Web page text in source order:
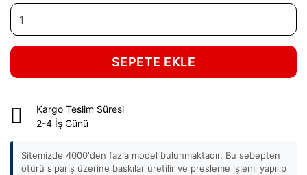
SEPETE EKLE
Kargo Teslim Süresi
2-4 İş Günü
Sitemizde 4000'den fazla model bulunmaktadır. Bu sebepten
ötürü sipariş üzerine baskılar üretilir ve presleme işlemi yapılıp